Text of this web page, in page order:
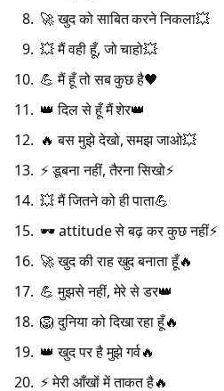
🚀 खुद को साबित करने निकला💥
💥 मैं वही हूँ, जो चाहो💥
💪 मैं हूँ तो सब कुछ है🖤
👑 दिल से हूँ मैं शेर👑
🔥 बस मुझे देखो, समझ जाओ💥
⚡ डूबना नहीं, तैरना सिखो⚡
💥 मैं जितने को ही पाता💪
🕶️ attitude से बढ़ कर कुछ नहीं⚡
🚀 खुद की राह खुद बनाता हूँ🔥
💪 मुझसे नहीं, मेरे से डर👑
🦁 दुनिया को दिखा रहा हूँ🔥
👑 खुद पर है मुझे गर्व🔥
⚡ मेरी आँखों में ताकत है🔥